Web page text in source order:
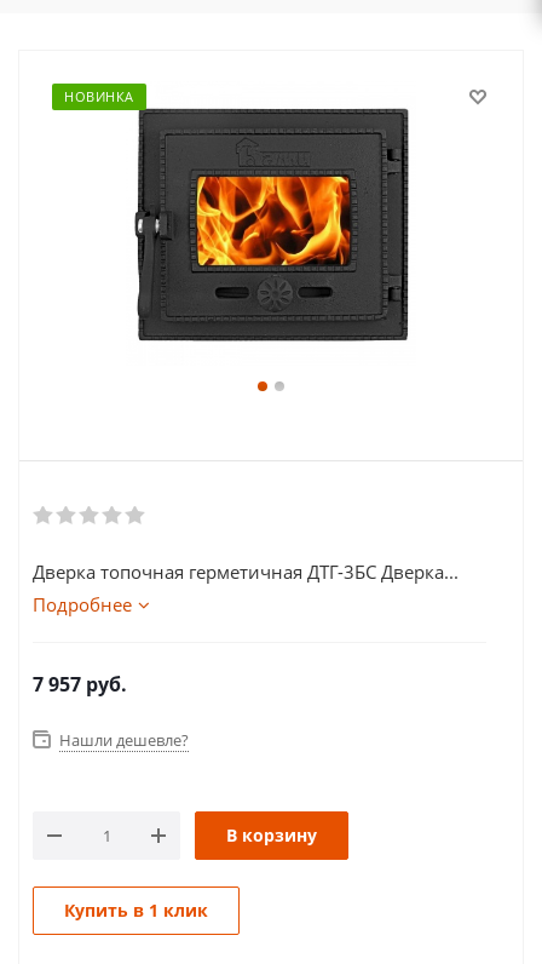
НОВИНКА
Дверка топочная герметичная ДТГ-3БС Дверка...
Подробнее
7 957 руб.
Нашли дешевле?
В корзину
Купить в 1 клик